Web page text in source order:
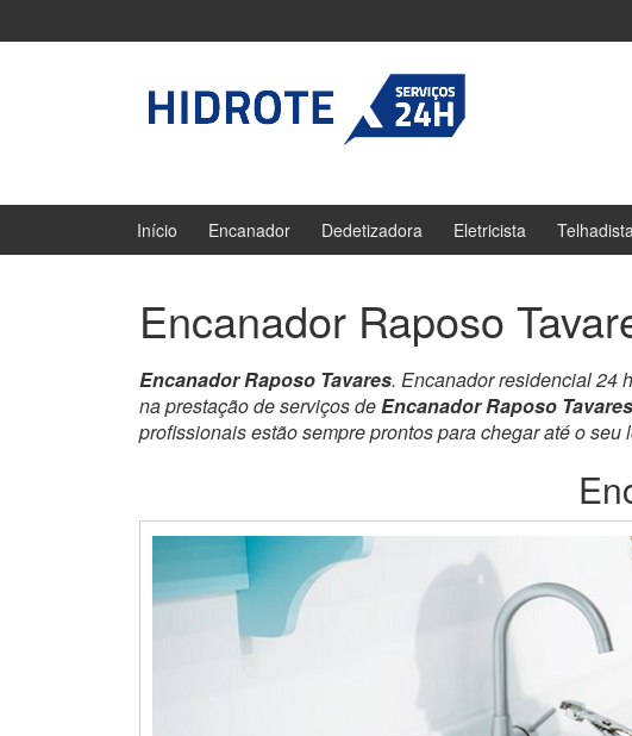
Início Encanador Dedetizadora Eletricista
Encanador Raposo
Encanador Raposo Tavares. Encanador residencial 24
na prestação de serviços deEncanador Raposo Tavares
profissionais estão sempre prontos para chegar até o